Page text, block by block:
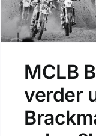
MCLB
verder